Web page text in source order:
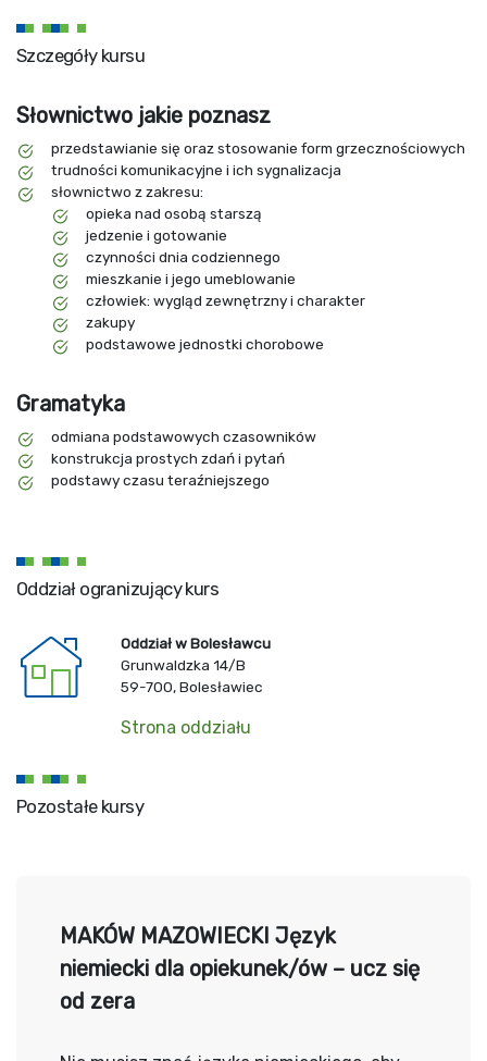
Szczegóły kursu
Słownictwo jakie poznasz
przedstawianie się oraz stosowanie form grzecznościowych
trudności komunikacyjne i ich sygnalizacja
słownictwo z zakresu:
opieka nad osobą starszą
jedzenie i gotowanie
czynności dnia codziennego
mieszkanie i jego umeblowanie
człowiek: wygląd zewnętrzny i charakter
zakupy
podstawowe jednostki chorobowe
Gramatyka
odmiana podstawowych czasowników
konstrukcja prostych zdań i pytań
podstawy czasu teraźniejszego
Oddział ogranizujący kurs
Oddział w Bolesławcu
Grunwaldzka 14/B
59-700, Bolesławiec
Strona oddziału
Pozostałe kursy
MAKÓW MAZOWIECKI Język
niemiecki dla opiekunek/ów – ucz się
od zera